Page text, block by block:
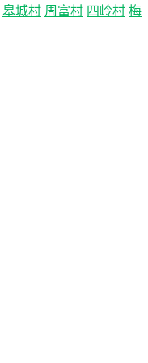
皋城村 周富村 四岭村 梅